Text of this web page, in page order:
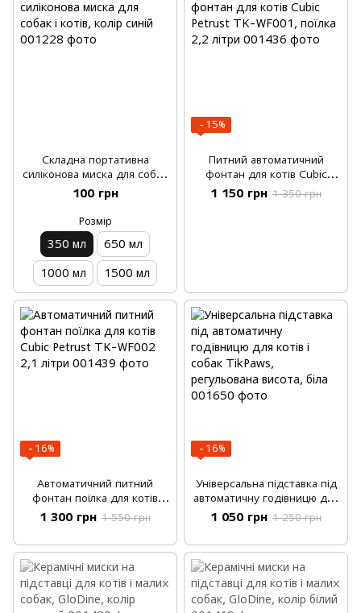
Складна портативна
силіконова миска для собак
і котів, колір синій
100 грн
Розмір
350 мл 650 мл
1000 мл 1500 мл
−15%
Питний автоматичний
фонтан для котів Cubic
Petrust TK-WF001, поїлка
2,2 літри
1 150 грн 1 350 грн
−16%
Автоматичний питний
фонтан поїлка для котів
Cubic Petrust TK-WF002 2,1
літри
1 300 грн 1 550 грн
−16%
Універсальна підставка під
автоматичну годівницю для
котів і собак TikPaws,
регульована висота, біла
1 050 грн 1 250 грн